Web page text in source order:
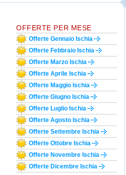
OFFERTE PER MESE
Offerte Gennaio Ischia
Offerte Febbraio Ischia
Offerte Marzo Ischia
Offerte Aprile Ischia
Offerte Maggio Ischia
Offerte Giugno Ischia
Offerte Luglio Ischia
Offerte Agosto Ischia
Offerte Settembre Ischia
Offerte Ottobre Ischia
Offerte Novembre Ischia
Offerte Dicembre Ischia